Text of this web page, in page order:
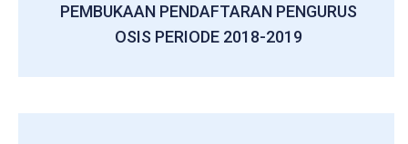
PEMBUKAAN PENDAFTARAN PENGURUS
OSIS PERIODE 2018-2019